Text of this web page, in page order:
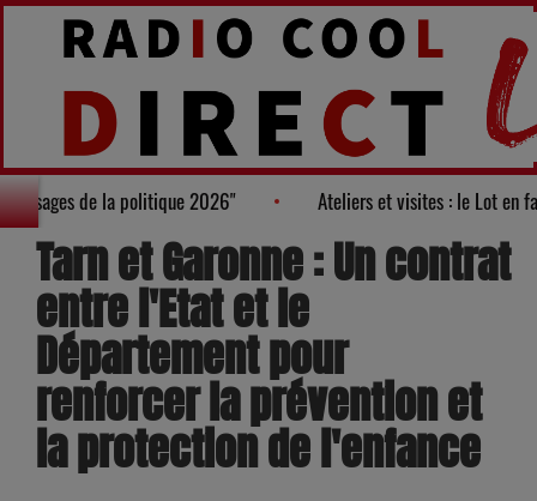
des "100 nouveaux visages de la politique 2026" Ateliers
Tarn et Garonne : Un contrat
entre l'Etat et le
Département pour
renforcer la prévention et
la protection de l'enfance